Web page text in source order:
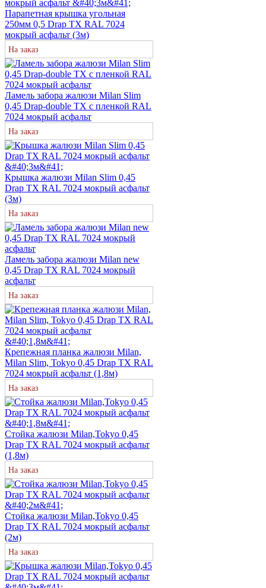
Парапетная крышка угольная
250мм 0,5 Drap TX RAL 7024
мокрый асфальт (3м)
На заказ
Ламель забора жалюзи Milan Slim
0,45 Drap-double TX с пленкой RAL
7024 мокрый асфальт
На заказ
Крышка жалюзи Milan Slim 0,45
Drap TX RAL 7024 мокрый асфальт
(3м)
На заказ
Ламель забора жалюзи Milan new
0,45 Drap TX RAL 7024 мокрый
асфальт
На заказ
Крепежная планка жалюзи Milan,
Milan Slim, Tokyo 0,45 Drap TX RAL
7024 мокрый асфальт (1,8м)
На заказ
Стойка жалюзи Milan,Tokyo 0,45
Drap TX RAL 7024 мокрый асфальт
(1,8м)
На заказ
Стойка жалюзи Milan,Tokyo 0,45
Drap TX RAL 7024 мокрый асфальт
(2м)
На заказ